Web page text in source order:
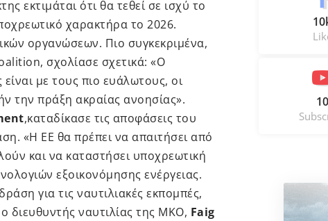
εκτιμάται ότι θα τεθεί σε ισχύ το
χαρακτήρα το 2026.
οργανώσεων. Πιο συγκεκριμένα,
σχολίασε σχετικά: «Ο
με τους πιο ευάλωτους, οι
την πράξη ακραίας ανοησίας».
,καταδίκασε τις αποφάσεις του
«Η ΕΕ θα πρέπει να απαιτήσει από
και να καταστήσει υποχρεωτική
εξοικονόμησης ενέργειας.
για τις ναυτιλιακές εκπομπές,
διευθυντής ναυτιλίας της ΜΚΟ, Faig
10